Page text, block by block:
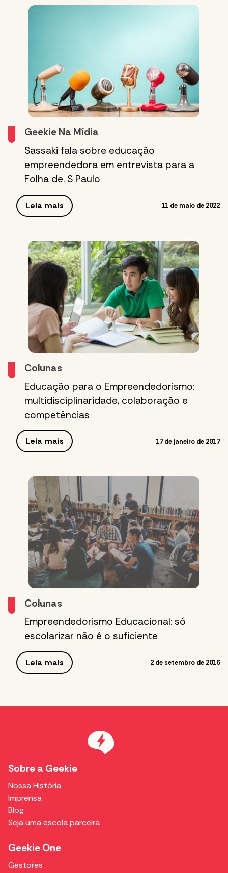
Geekie Na Mídia
Sassaki fala sobre educação
empreendedora em entrevista para a
Folha de. S Paulo
Leia mais 11 de maio de 2022
Colunas
Educação para o Empreendedorismo:
multidisciplinaridade, colaboração e
competências
Leia mais 17 de janeiro de 2017
Colunas
Empreendedorismo Educacional: só
escolarizar não é o suficiente
Leia mais 2 de setembro de 2016
Sobre a Geekie
Nossa História
Imprensa
Blog
Seja uma escola parceira
Geekie One
Gestores